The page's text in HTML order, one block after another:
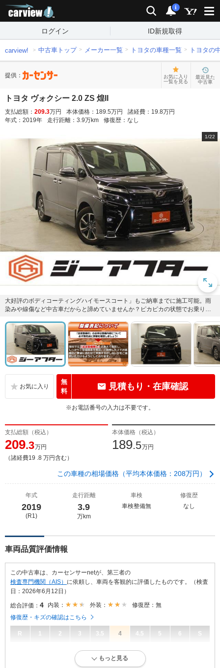
検索 通知
i
ログイン ID新規取得
carview! 中古車トップ メーカー一覧 トヨタの車種一覧 トヨタの
提供：
お気に入り
一覧を見る
最近見た
中古車
トヨタ ヴォクシー 2.0 ZS 煌II
支払総額： 209.3万円 本体価格： 189.5万円 諸経費： 19.8万円
年式： 2019年 走行距離： 3.9万km 修復歴： なし
1/22
大好評のボディコーティングハイモースコート」もご納車までに施工可能。雨
染みや線傷など中古車だからと諦めていませんか？ピカピカの状態でお乗り出
無
料
見積もり・在庫確認
※お電話番号の入力は不要です。
支払総額（税込）
209.3万円
（諸経費19 .8 万円含む）
本体価格（税込）
189.5万円
この車種の相場価格（平均本体価格：208万円）
年式
2019
(R1)
走行距離
3.9
万km
車検
車検整備無
修復歴
なし
車両品質評価情報
この中古車は、カーセンサーnetが、第三者の
検査専門機関（AIS） に依頼し、車両を客観的に評価したものです。（検査
日：2026年6月12日）
総合評価： 4 内装： 外装：
修復歴：無
修復歴・キズの確認はこちら
R 1 2 3 3.5 4 4.5 5 6 S
内外装に目立たない多少のキズ、ヘコミが認められる状態です。
もっと見る